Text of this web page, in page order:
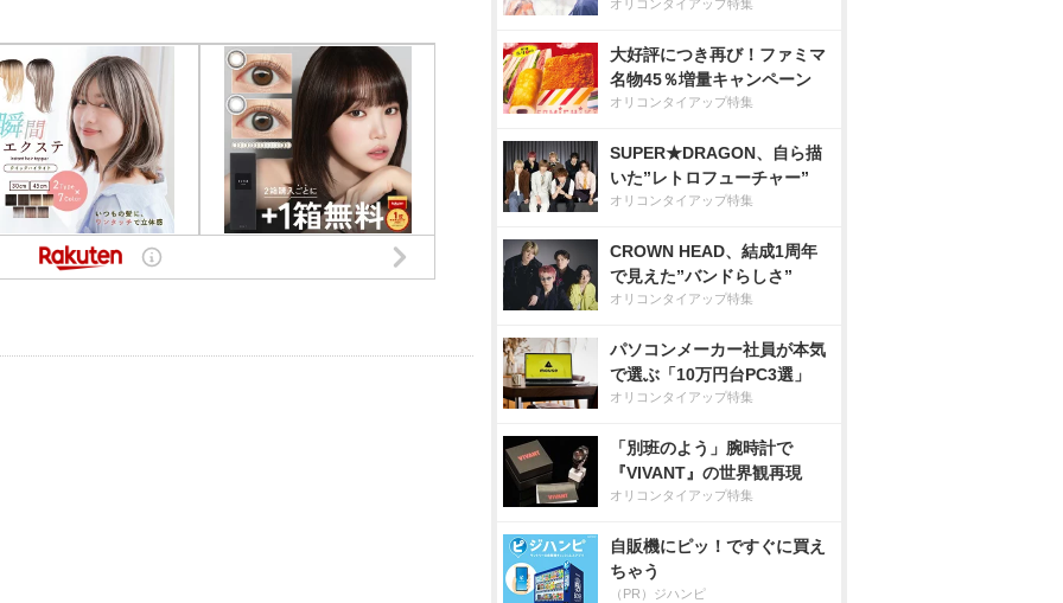
オリコンタイアップ特集
大好評につき再び！ファミマ
名物45％増量キャンペーン
オリコンタイアップ特集
SUPER★DRAGON、自ら描
いた”レトロフューチャー”
オリコンタイアップ特集
CROWN HEAD、結成1周年
で見えた”バンドらしさ”
オリコンタイアップ特集
パソコンメーカー社員が本気
で選ぶ「10万円台PC3選」
オリコンタイアップ特集
「別班のよう」腕時計で
『VIVANT』の世界観再現
オリコンタイアップ特集
自販機にピッ！ですぐに買え
ちゃう
（PR）ジハンピ